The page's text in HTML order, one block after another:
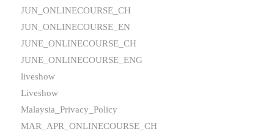
JUN_ONLINECOURSE_CH
JUN_ONLINECOURSE_EN
JUNE_ONLINECOURSE_CH
JUNE_ONLINECOURSE_ENG
liveshow
Liveshow
Malaysia_Privacy_Policy
MAR_APR_ONLINECOURSE_CH